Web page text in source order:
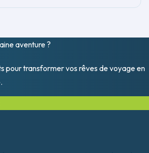
aventure ?
pour transformer vos rêves de voyage en